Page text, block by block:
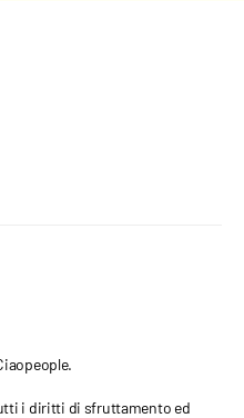
i diritti di sfruttamento ed